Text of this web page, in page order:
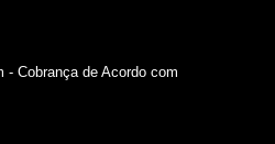
- Cobrança de Acordo com